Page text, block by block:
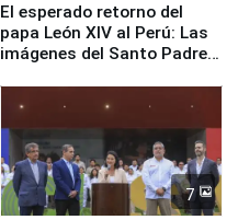
El esperado retorno del
papa León XIV al Perú: Las
imágenes del Santo Padre
7